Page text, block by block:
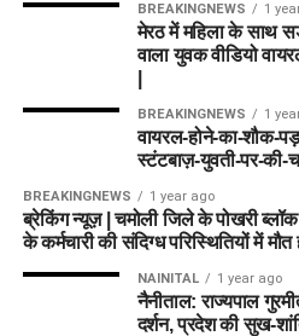
BREAKINGNEWS 1
मेरठ में महिला के साथ
वाला युवक वीडियो
BREAKINGNEWS 1
वायरल-होने-का-शौक-
स्टंटबाज़-युवती-पर-की-
BREAKINGNEWS 1 year ago
ब्रेकिंग न्यूज़ | चमोली जिले के पोखरी ब्लॉक
के कर्मचारी की संदिग्ध परिस्थितियों में मौत
NAINITAL 1 year ago
नैनीताल: राज्यपाल
दर्शन, प्रदेश की सुख-